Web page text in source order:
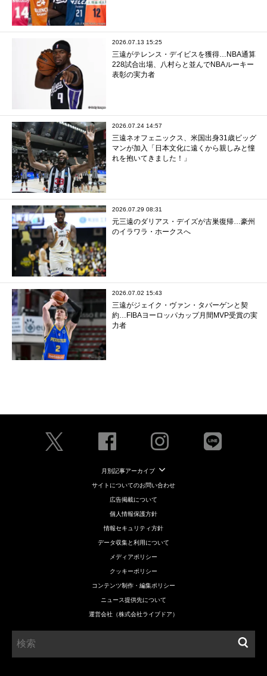
2026.07.13 15:25
三遠がテレンス・デイビスを獲得…NBA通算
228試合出場、八村らと並んでNBAルーキー
表彰の実力者
2026.07.24 14:57
三遠ネオフェニックス、米国出身31歳ビッグ
マンが加入「日本文化に遠くから親しみと憧
れを抱いてきました！」
2026.07.29 08:31
元三遠のダリアス・デイズが古巣復帰…豪州
のイラワラ・ホークスへ
2026.07.02 15:43
三遠がジェイク・ヴァン・タバーゲンと契
約…FIBAヨーロッパカップ月間MVP受賞の実
力者
月別記事アーカイブ
サイトについてのお問い合わせ
広告掲載について
個人情報保護方針
情報セキュリティ方針
データ収集と利用について
メディアポリシー
クッキーポリシー
コンテンツ制作・編集ポリシー
ニュース提供先について
運営会社（株式会社ライブドア）